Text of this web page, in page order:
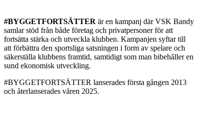
#BYGGETFORTSÄTTER är en kampanj där VSK Bandy
samlar stöd från både företag och privatpersoner för att
fortsätta stärka och utveckla klubben. Kampanjen syftar till
att förbättra den sportsliga satsningen i form av spelare och
säkerställa klubbens framtid, samtidigt som man bibehåller en
sund ekonomisk utveckling.
#BYGGETFORTSÄTTER lanserades första gången 2013
och återlanserades våren 2025.